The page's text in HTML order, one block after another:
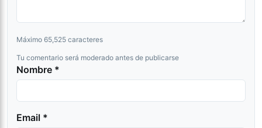
Máximo 65,525 caracteres
Tu comentario será moderado antes de publicarse
Nombre *
Email *